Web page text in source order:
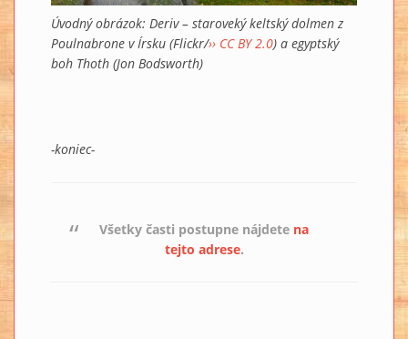
Úvodný obrázok: Deriv – staroveký keltský dolmen z
Poulnabrone v Írsku (Flickr/›› CC BY 2.0) a egyptský
boh Thoth (Jon Bodsworth)
-koniec-
Všetky časti postupne nájdete na
tejto adrese.